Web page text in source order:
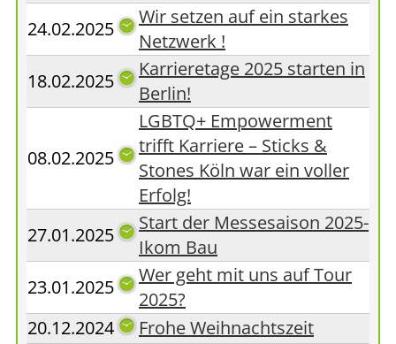
24.02.2025
Wir setzen auf ein starkes
Netzwerk !
18.02.2025
Karrieretage 2025 starten in
Berlin!
08.02.2025
LGBTQ+ Empowerment
trifft Karriere – Sticks &
Stones Köln war ein voller
Erfolg!
27.01.2025
Start der Messesaison 2025-
Ikom Bau
23.01.2025
Wer geht mit uns auf Tour
2025?
20.12.2024
Frohe Weihnachtszeit